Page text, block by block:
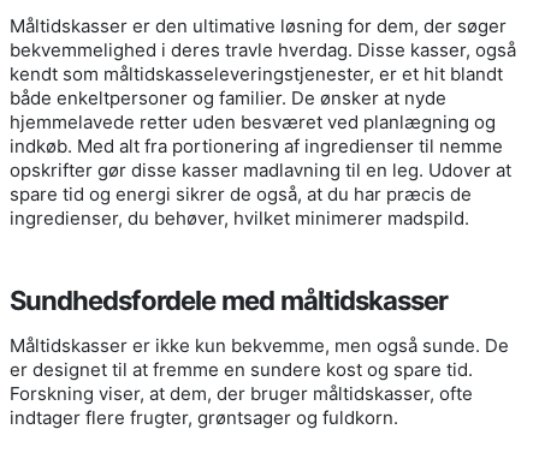
Måltidskasser er den ultimative løsning for dem, der søger
bekvemmelighed i deres travle hverdag. Disse kasser, også
kendt som måltidskasseleveringstjenester, er et hit blandt
både enkeltpersoner og familier. De ønsker at nyde
hjemmelavede retter uden besværet ved planlægning og
indkøb. Med alt fra portionering af ingredienser til nemme
opskrifter gør disse kasser madlavning til en leg. Udover at
spare tid og energi sikrer de også, at du har præcis de
ingredienser, du behøver, hvilket minimerer madspild.
Sundhedsfordele med måltidskasser
Måltidskasser er ikke kun bekvemme, men også sunde. De
er designet til at fremme en sundere kost og spare tid.
Forskning viser, at dem, der bruger måltidskasser, ofte
indtager flere frugter, grøntsager og fuldkorn.